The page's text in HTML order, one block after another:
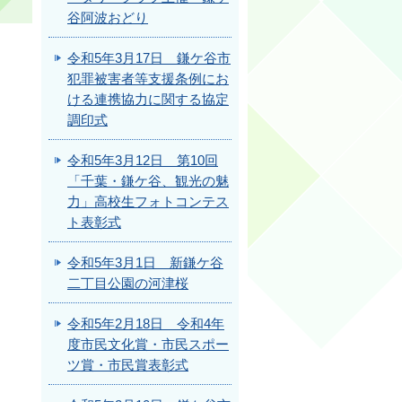
谷阿波おどり
令和5年3月17日 鎌ケ谷市
犯罪被害者等支援条例にお
ける連携協力に関する協定
調印式
令和5年3月12日 第10回
「千葉・鎌ケ谷、観光の魅
力」高校生フォトコンテス
ト表彰式
令和5年3月1日 新鎌ケ谷
二丁目公園の河津桜
令和5年2月18日 令和4年
度市民文化賞・市民スポー
ツ賞・市民賞表彰式